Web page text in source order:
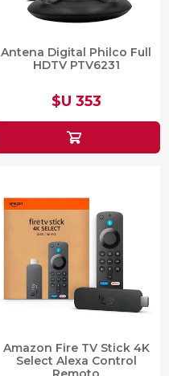
Antena Digital Philco Full
HDTV PTV6231
$U 353
Amazon Fire TV Stick 4K
Select Alexa Control